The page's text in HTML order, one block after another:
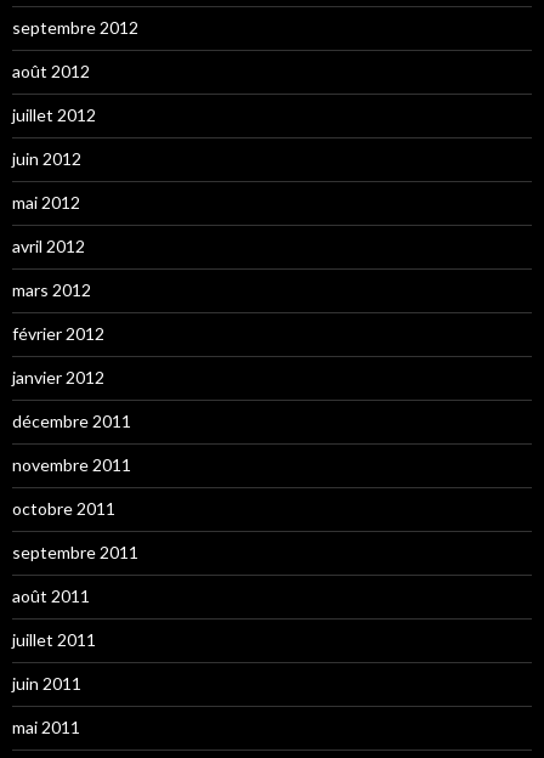
septembre 2012
août 2012
juillet 2012
juin 2012
mai 2012
avril 2012
mars 2012
février 2012
janvier 2012
décembre 2011
novembre 2011
octobre 2011
septembre 2011
août 2011
juillet 2011
juin 2011
mai 2011